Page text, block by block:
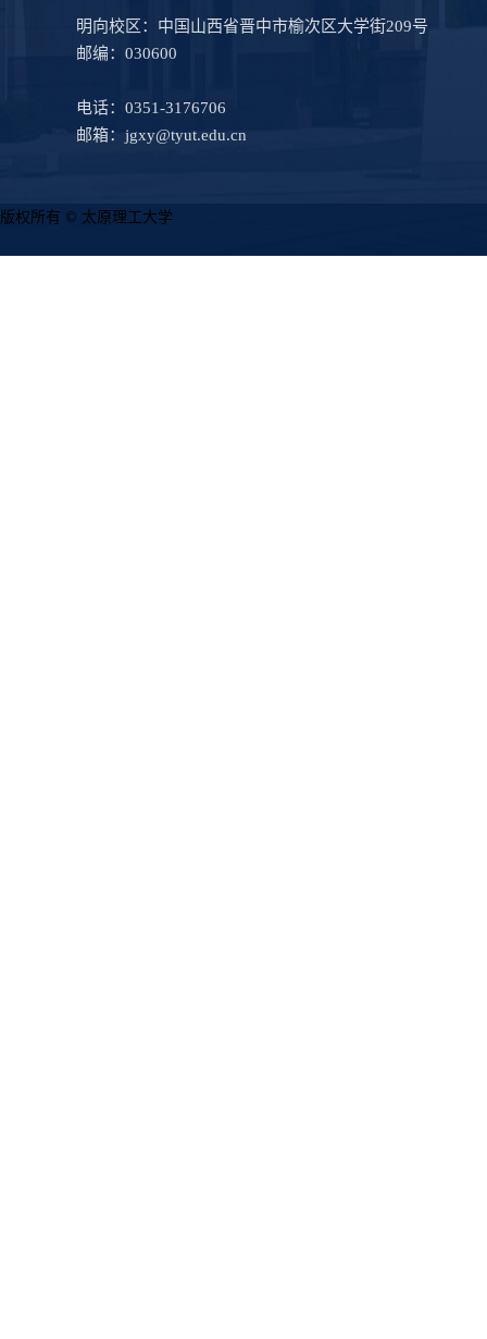
明向校区：中国山西省晋中市榆次区大学街209号
邮编：030600
电话：0351-3176706
邮箱：jgxy@tyut.edu.cn
版权所有 © 太原理工大学